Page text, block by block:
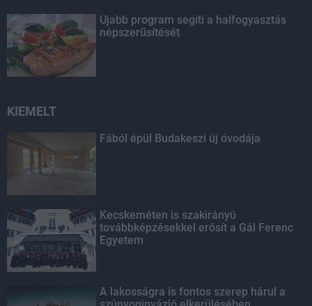
Újabb program segíti a halfogyasztás
népszerűsítését
KIEMELT
Fából épül Budakeszi új óvodája
Kecskeméten is szakirányú
továbbképzésekkel erősít a Gál Ferenc
Egyetem
A lakosságra is fontos szerep hárul a